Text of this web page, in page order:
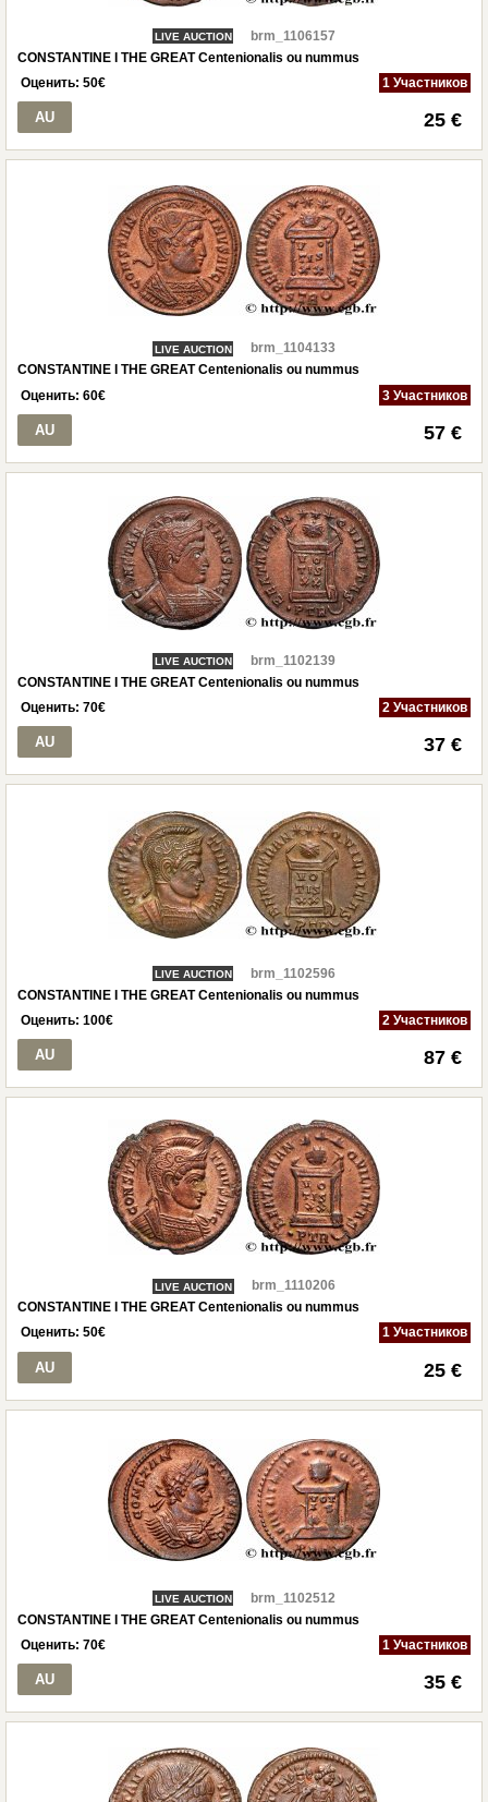
LIVE AUCTION
brm_1106157
CONSTANTINE I THE GREAT Centenionalis ou nummus
Оценить: 50€ 1 Участников
AU 25 €
LIVE AUCTION
brm_1104133
CONSTANTINE I THE GREAT Centenionalis ou nummus
Оценить: 60€ 3 Участников
AU 57 €
LIVE AUCTION
brm_1102139
CONSTANTINE I THE GREAT Centenionalis ou nummus
Оценить: 70€ 2 Участников
AU 37 €
LIVE AUCTION
brm_1102596
CONSTANTINE I THE GREAT Centenionalis ou nummus
Оценить: 100€ 2 Участников
AU 87 €
LIVE AUCTION
brm_1110206
CONSTANTINE I THE GREAT Centenionalis ou nummus
Оценить: 50€ 1 Участников
AU 25 €
LIVE AUCTION
brm_1102512
CONSTANTINE I THE GREAT Centenionalis ou nummus
Оценить: 70€ 1 Участников
AU 35 €